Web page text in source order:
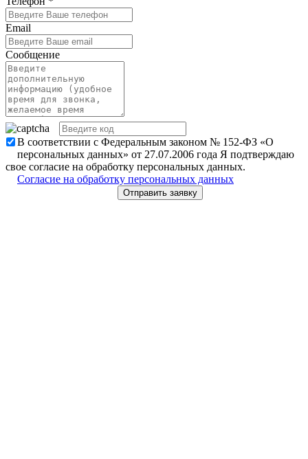
Email
Сообщение
В соответствии с Федеральным законом № 152-ФЗ «О
персональных данных» от 27.07.2006 года Я подтверждаю
свое согласие на обработку персональных данных.
Согласие на обработку персональных данных